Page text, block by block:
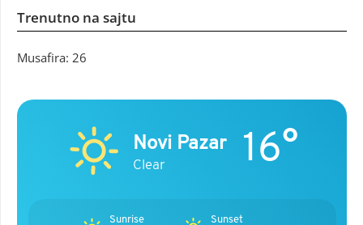
Trenutno na sajtu
Musafira: 26
Novi Pazar
Clear 16°
Sunrise Sunset